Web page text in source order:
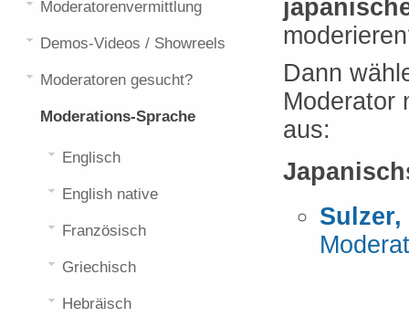
Dann
Moderator
aus:
Moderatorenvermittlung
Demos-Videos / Showreels
Moderatoren gesucht?
Moderations-Sprache
Englisch
English native
Französisch
Griechisch
Hebräisch